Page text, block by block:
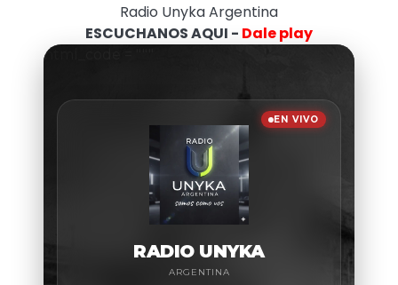
Radio Unyka Argentina
ESCUCHANOS AQUI - Dale play